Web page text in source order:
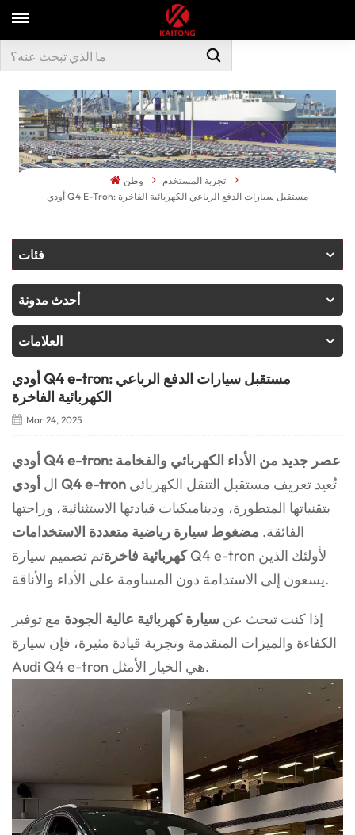
وطن
تجربة المستخدم
أودي Q4 E-Tron: مستقبل سيارات الدفع الرباعي الكهربائية الفاخرة
فئات
أحدث مدونة
العلامات
أودي Q4 e-tron: مستقبل سيارات الدفع الرباعي
الكهربائية الفاخرة
Mar 24, 2025
أودي Q4 e-tron: عصر جديد من الأداء الكهربائي والفخامة
ال أودي Q4 e-tron
بتقنياتها المتطورة، وديناميكيات قيادتها الاستثنائية، وراحتها
الفائقة. مضغوط سيارة رياضية متعددة الاستخدامات
كهربائية فاخرةتم تصميم سيارة Q4 e-tron لأولئك الذين
يسعون إلى الاستدامة دون المساومة على الأداء والأناقة.
إذا كنت تبحث عن سيارة كهربائية عالية الجودة مع توفير
الكفاءة والميزات المتقدمة وتجربة قيادة مثيرة، فإن سيارة
Audi Q4 e-tron هي الخيار الأمثل.